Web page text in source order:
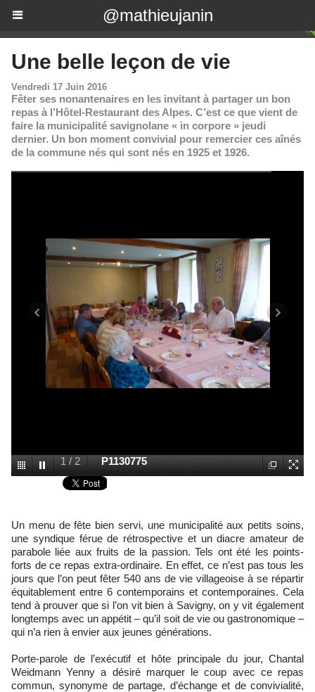
@mathieujanin
Une belle leçon de vie
Vendredi 17 Juin 2016
Fêter ses nonantenaires en les invitant à partager un bon
repas à l’Hôtel-Restaurant des Alpes. C’est ce que vient de
faire la municipalité savignolane « in corpore » jeudi
dernier. Un bon moment convivial pour remercier ces aînés
de la commune nés qui sont nés en 1925 et 1926.
1 / 2 P1130775
Un menu de fête bien servi, une municipalité aux petits soins,
une syndique férue de rétrospective et un diacre amateur de
parabole liée aux fruits de la passion. Tels ont été les points-
forts de ce repas extra-ordinaire. En effet, ce n’est pas tous les
jours que l’on peut fêter 540 ans de vie villageoise à se répartir
équitablement entre 6 contemporains et contemporaines. Cela
tend à prouver que si l’on vit bien à Savigny, on y vit également
longtemps avec un appétit – qu’il soit de vie ou gastronomique –
qui n’a rien à envier aux jeunes générations.
Porte-parole de l’exécutif et hôte principale du jour, Chantal
Weidmann Yenny a désiré marquer le coup avec ce repas
commun, synonyme de partage, d’échange et de convivialité,